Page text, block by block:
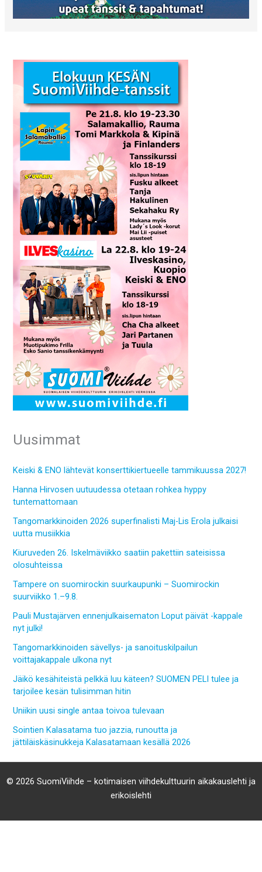
Uusimmat
Keiski & ENO lähtevät konserttikiertueelle tammikuussa 2027!
Hanna Hirvosen uutuudessa otetaan rohkea hyppy
tuntemattomaan
Tangomarkkinoiden 2026 superfinalisti Maj-Lis Erola julkaisi
uutta musiikkia
Kiuruveden 26. Iskelmäviikko saatiin pakettiin sateisissa
olosuhteissa
Tampere on suomirockin suurkaupunki – Suomirockin
suurviikko 1.–9.8.
Pauli Mustajärven ennenjulkaisematon Loput päivät -kappale
nyt julki!
Tangomarkkinoiden sävellys- ja sanoituskilpailun
voittajakappale ulkona nyt
Jäikö kesähiteistä pelkkä luu käteen? SUOMEN PELI tulee ja
tarjoilee kesän tulisimman hitin
Uniikin uusi single antaa toivoa tulevaan
Sointien Kalasatama tuo jazzia, runoutta ja
jättiläiskäsinukkeja Kalasatamaan kesällä 2026
© 2026 SuomiViihde – kotimaisen viihdekulttuurin aikakauslehti ja
erikoislehti